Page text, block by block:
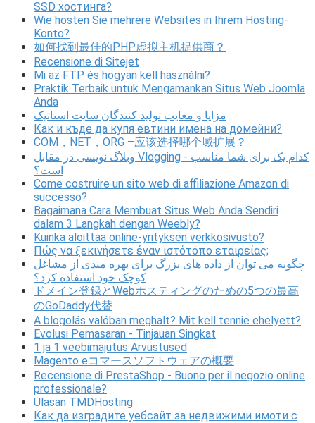
SSD хостинга?
Wie hosten Sie mehrere Websites in Ihrem Hosting-
Konto?
如何找到最佳的PHP虚拟主机提供商？
Recensione di Sitejet
Mi az FTP és hogyan kell használni?
Praktik Terbaik untuk Mengamankan Situs Web Joomla
Anda
مزایا و معایب تولید کنندگان سایت استاتیک
Как и къде да купя евтини имена на домейни?
COM，NET，ORG –应该选择哪个域扩展？
وبلاگ نویسی در مقابل Vlogging - کدام یک برای شما مناسب
است؟
Come costruire un sito web di affiliazione Amazon di
successo?
Bagaimana Cara Membuat Situs Web Anda Sendiri
dalam 3 Langkah dengan Weebly?
Kuinka aloittaa online-yrityksen verkkosivusto?
Πώς να ξεκινήσετε έναν ιστότοπο εταιρείας;
چگونه می توان از داده های بزرگ برای بهره مندی از مشاغل
کوچک خود استفاده کرد؟
ドメイン登録とWebホスティングのための5つの最高
のGoDaddy代替
A blogolás valóban meghalt? Mit kell tennie ehelyett?
Evolusi Pemasaran - Tinjauan Singkat
1 ja 1 veebimajutus Arvustused
Magento eコマースソフトウェアの概要
Recensione di PrestaShop - Buono per il negozio online
professionale?
Ulasan TMDHosting
Как да изградите уебсайт за недвижими имоти с